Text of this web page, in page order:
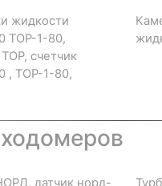
жидкости
ТОР-1-80,
счетчик
, ТОР-1-80,
датчик норд-